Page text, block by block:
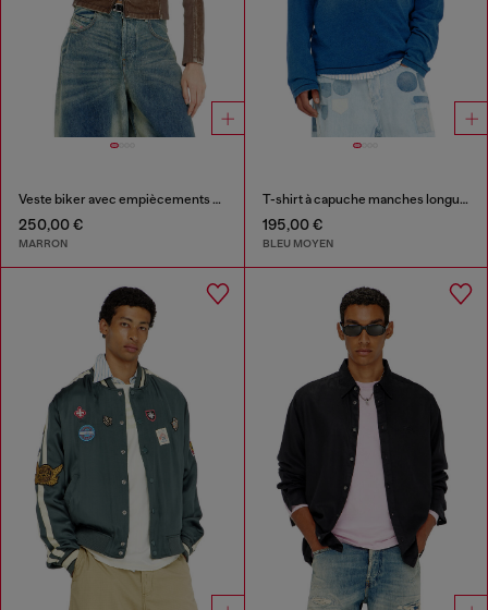
Veste biker avec empiècements en maille côtelée
250,00 €
MARRON
T-shirt à capuche manches longues avec patchs effet ombre
195,00 €
BLEU MOYEN